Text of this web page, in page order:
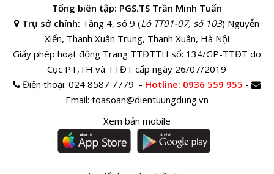
Tổng biên tập: PGS.TS Trần Minh Tuấn
Trụ sở chính: Tầng 4, số 9 (Lô TT01-07, số 103) Nguyễn
Xiển, Thanh Xuân Trung, Thanh Xuân, Hà Nội
Giấy phép hoạt động Trang TTĐTTH số: 134/GP-TTĐT do
Cục PT,TH và TTĐT cấp ngày 26/07/2019
Điện thoại:024 8587 7779 - Hotline: 0936 559 955 -
Email: toasoan@dientuungdung.vn
Xem bản mobile